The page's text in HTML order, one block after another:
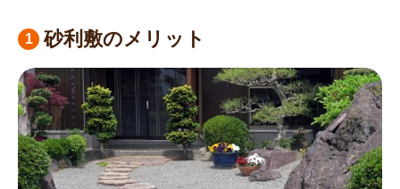
砂利敷のメリット